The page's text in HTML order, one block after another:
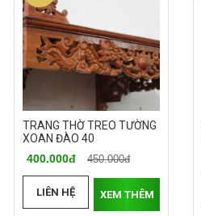
TRANG THỜ TREO TƯỜNG
XOAN ĐÀO 40
400.000đ
450.000đ
LIÊN HỆ XEM THÊM